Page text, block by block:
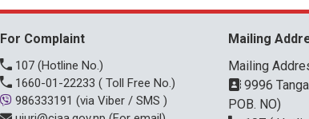
For Complaint
107 (Hotline No.)
1660-01-22233 ( Toll Free No.)
986333191 (via Viber / SMS )
Mailing
Mailing
9996
POB. NO)